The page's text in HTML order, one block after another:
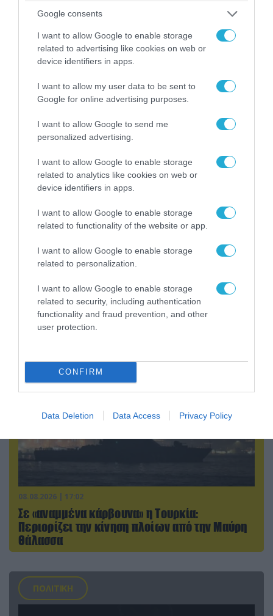
Google consents
I want to allow Google to enable storage
related to advertising like cookies on web or
device identifiers in apps.
I want to allow my user data to be sent to
Google for online advertising purposes.
I want to allow Google to send me
personalized advertising.
I want to allow Google to enable storage
related to analytics like cookies on web or
device identifiers in apps.
I want to allow Google to enable storage
related to functionality of the website or app.
I want to allow Google to enable storage
related to personalization.
I want to allow Google to enable storage
related to security, including authentication
functionality and fraud prevention, and other
user protection.
CONFIRM
Data Deletion Data Access Privacy Policy
08.08.2026 | 12:02
αμερικανικών και ισραηλινών αεροσκαφών &
drones που καταρρίφθηκαν
Βίντεο: Ρωσική βόμβα FAB-3000 «εξαφανίζει
από τον χάρτη» σημείο διέλευσης των
ουκρανικών δυνάμεων στην Ζαπορίζια
08.08.2026 | 17:02
Σε «αναμμένα κάρβουνα» η Τουρκία:
Περιορίζει την κίνηση πλοίων από την Μαύρη
Θάλασσα
ΠΟΛΙΤΙΚΗ